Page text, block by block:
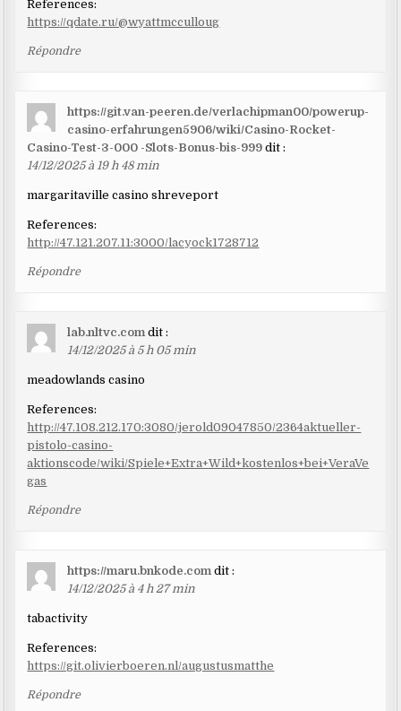
References:
https://qdate.ru/@wyattmcculloug
Répondre
https://git.van-peeren.de/verlachipman00/powerup-
casino-erfahrungen5906/wiki/Casino-Rocket-
Casino-Test-3-000 -Slots-Bonus-bis-999 dit :
14/12/2025 à 19 h 48 min
margaritaville casino shreveport
References:
http://47.121.207.11:3000/lacyock1728712
Répondre
lab.nltvc.com dit :
14/12/2025 à 5 h 05 min
meadowlands casino
References:
http://47.108.212.170:3080/jerold09047850/2364aktueller-
pistolo-casino-
aktionscode/wiki/Spiele+Extra+Wild+kostenlos+bei+VeraVe
gas
Répondre
https://maru.bnkode.com dit :
14/12/2025 à 4 h 27 min
tabactivity
References:
https://git.olivierboeren.nl/augustusmatthe
Répondre